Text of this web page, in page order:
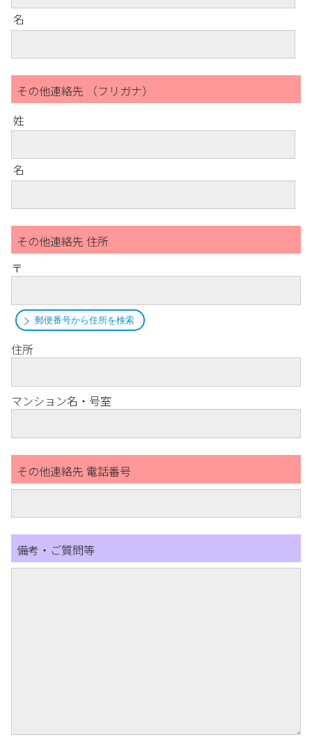
名
その他連絡先 （フリガナ）
姓
名
その他連絡先 住所
〒
郵便番号から住所を検索
住所
マンション名・号室
その他連絡先 電話番号
備考・ご質問等